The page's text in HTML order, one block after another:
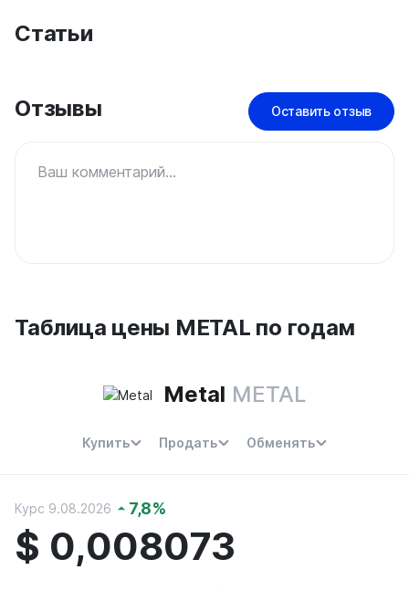
Статьи
Отзывы Оставить отзыв
Ваш комментарий...
Таблица цены METAL по годам
Metal METAL
Купить Продать Обменять
Курс 9.08.2026 7,8%
$ 0,008073